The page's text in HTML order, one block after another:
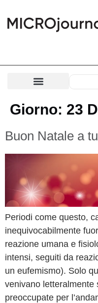
Giorno: 23
Buon Natale a
Periodi come questo,
inequivocabilmente
reazione umana e
intensi, seguiti da
un eufemismo). Solo
venivano letteralmente
preoccupate per